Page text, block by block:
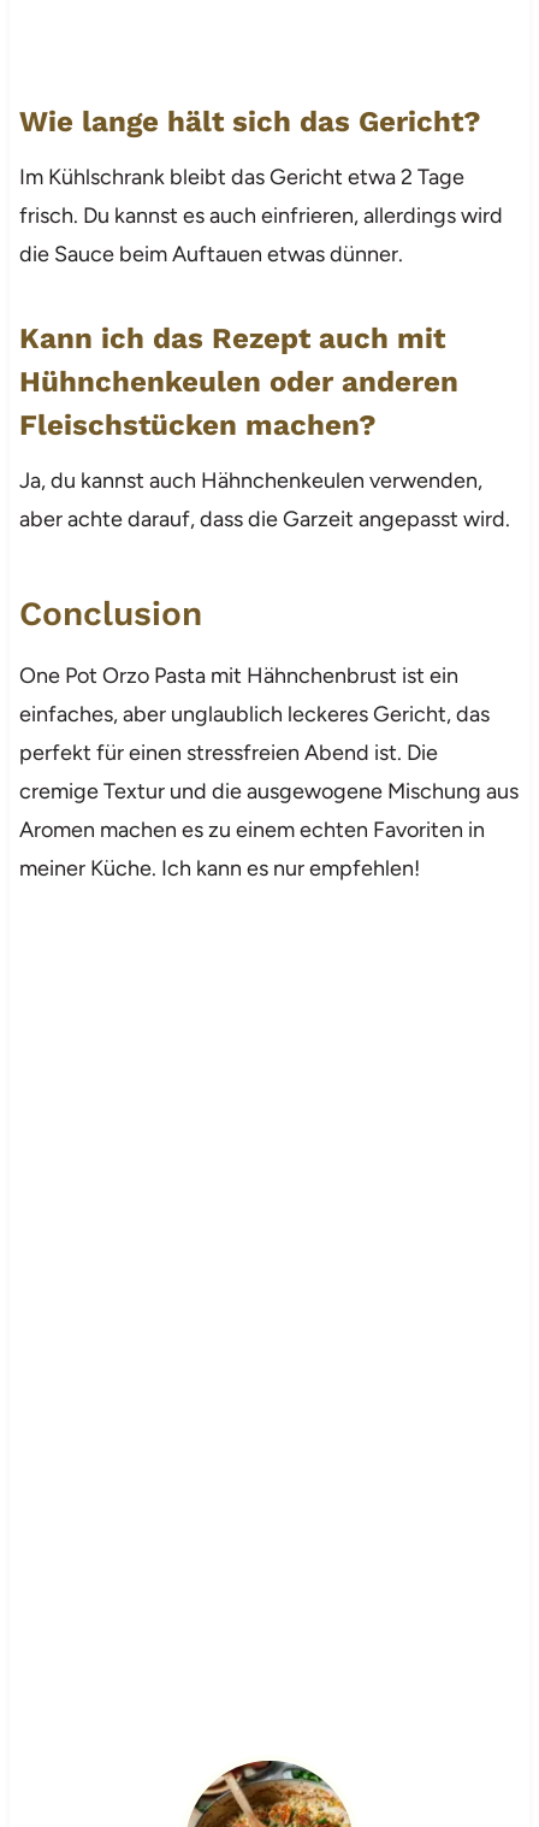
Wie lange hält sich das Gericht?
Im Kühlschrank bleibt das Gericht etwa 2 Tage
frisch. Du kannst es auch einfrieren, allerdings wird
die Sauce beim Auftauen etwas dünner.
Kann ich das Rezept auch mit
Hühnchenkeulen oder anderen
Fleischstücken machen?
Ja, du kannst auch Hähnchenkeulen verwenden,
aber achte darauf, dass die Garzeit angepasst wird.
Conclusion
One Pot Orzo Pasta mit Hähnchenbrust ist ein
einfaches, aber unglaublich leckeres Gericht, das
perfekt für einen stressfreien Abend ist. Die
cremige Textur und die ausgewogene Mischung aus
Aromen machen es zu einem echten Favoriten in
meiner Küche. Ich kann es nur empfehlen!